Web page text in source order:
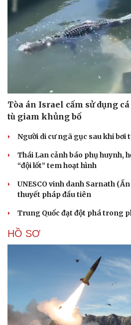
Tòa án Israel cấm sử dụng
tù giam khủng bố
Người di cư ngã gục sau khi bơi
Thái Lan cảnh báo phụ huynh,
“đội lốt” tem hoạt hình
UNESCO vinh danh Sarnath
thuyết pháp đầu tiên
Trung Quốc đạt đột phá trong
HỒ SƠ